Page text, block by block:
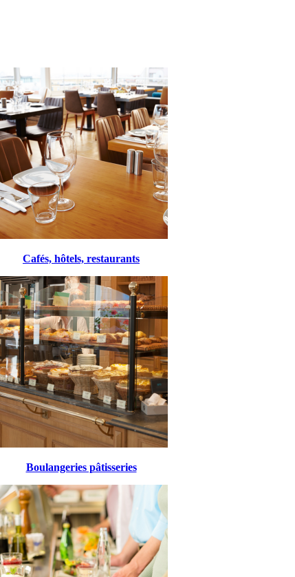
Cafés, hôtels, restaurants
Boulangeries pâtisseries